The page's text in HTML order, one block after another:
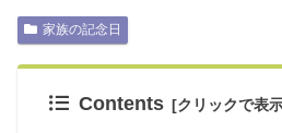
家族の記念日
Contents